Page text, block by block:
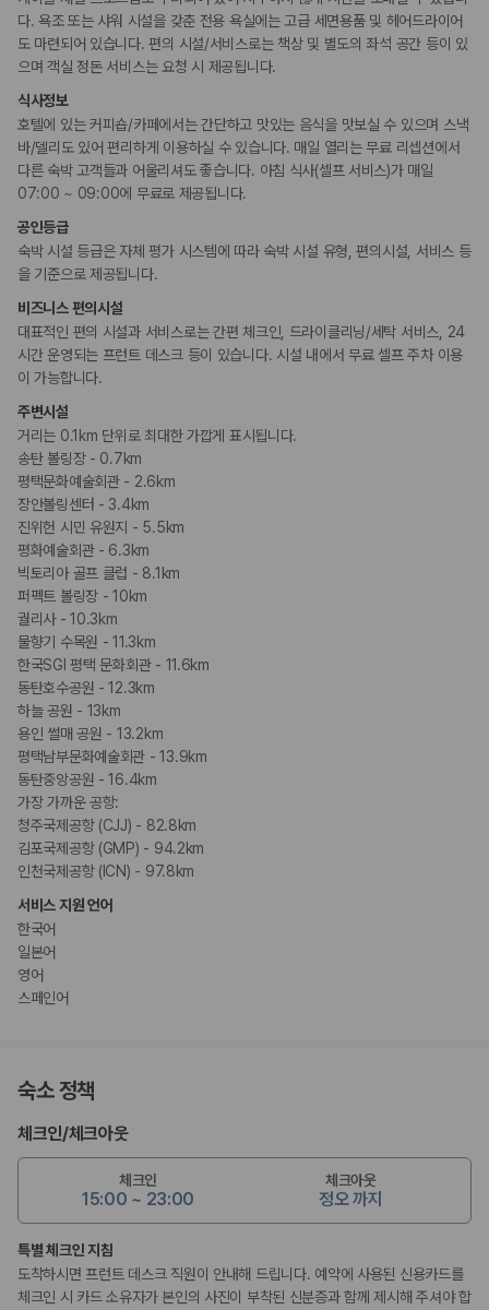
다. 욕조 또는 샤워 시설을 갖춘 전용 욕실에는 고급 세면용품 및 헤어드라이어
도 마련되어 있습니다. 편의 시설/서비스로는 책상 및 별도의 좌석 공간 등이 있
으며 객실 정돈 서비스는 요청 시 제공됩니다.
식사정보
호텔에 있는 커피숍/카페에서는 간단하고 맛있는 음식을 맛보실 수 있으며 스낵
바/델리도 있어 편리하게 이용하실 수 있습니다. 매일 열리는 무료 리셉션에서
다른 숙박 고객들과 어울리셔도 좋습니다. 아침 식사(셀프 서비스)가 매일
07:00 ~ 09:00에 무료로 제공됩니다.
공인등급
숙박 시설 등급은 자체 평가 시스템에 따라 숙박 시설 유형, 편의시설, 서비스 등
을 기준으로 제공됩니다.
비즈니스 편의시설
대표적인 편의 시설과 서비스로는 간편 체크인, 드라이클리닝/세탁 서비스, 24
시간 운영되는 프런트 데스크 등이 있습니다. 시설 내에서 무료 셀프 주차 이용
이 가능합니다.
주변시설
거리는 0.1km 단위로 최대한 가깝게 표시됩니다.
송탄 볼링장 - 0.7km
평택문화예술회관 - 2.6km
장안볼링센터 - 3.4km
진위헌 시민 유원지 - 5.5km
평화예술회관 - 6.3km
빅토리아 골프 클럽 - 8.1km
퍼펙트 볼링장 - 10km
궐리사 - 10.3km
물향기 수목원 - 11.3km
한국SGI 평택 문화회관 - 11.6km
동탄호수공원 - 12.3km
하늘 공원 - 13km
용인 썰매 공원 - 13.2km
평택남부문화예술회관 - 13.9km
동탄중앙공원 - 16.4km
가장 가까운 공항:
청주국제공항 (CJJ) - 82.8km
김포국제공항 (GMP) - 94.2km
인천국제공항 (ICN) - 97.8km
서비스 지원 언어
한국어
일본어
영어
스페인어
숙소 정책
체크인/체크아웃
체크인
15:00 ~ 23:00
체크아웃
정오 까지
특별 체크인 지침
도착하시면 프런트 데스크 직원이 안내해 드립니다. 예약에 사용된 신용카드를
체크인 시 카드 소유자가 본인의 사진이 부착된 신분증과 함께 제시해 주셔야 합